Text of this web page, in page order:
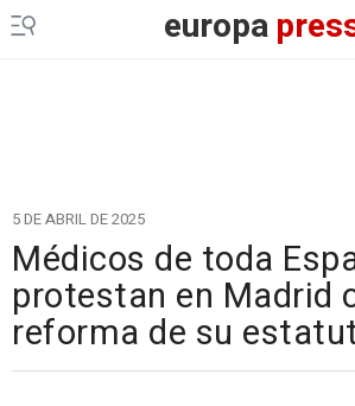
europa
5 DE ABRIL DE 2025
Médicos de toda
protestan en Madrid
reforma de su